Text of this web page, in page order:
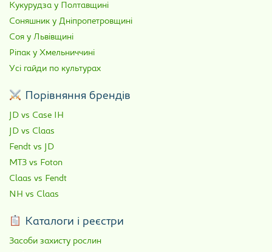
Кукурудза у Полтавщині
Соняшник у Дніпропетровщині
Соя у Львівщині
Ріпак у Хмельниччині
Усі гайди по культурах
Порівняння брендів
JD vs Case IH
JD vs Claas
Fendt vs JD
МТЗ vs Foton
Claas vs Fendt
NH vs Claas
Каталоги і реєстри
Засоби захисту рослин